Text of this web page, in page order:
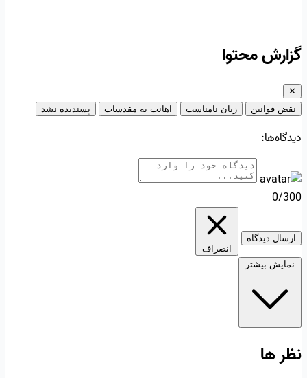
گزارش محتوا
✕
نقض قوانین
زبان نامناسب اهانت به مقدسات پسندیده نشد
دیدگاه‌ها:
0/300
ارسال دیدگاه
انصراف
نمایش بیشتر
نظر ها